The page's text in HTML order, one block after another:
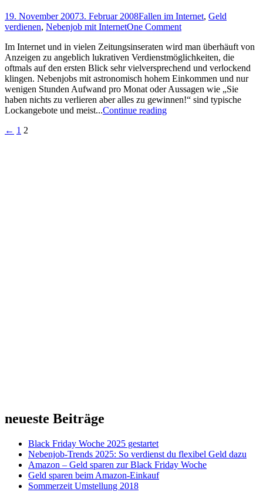
19. November 20073. Februar 2008Fallen im Internet, Geld
verdienen, Nebenjob mit InternetOne Comment
Im Internet und in vielen Zeitungsinseraten wird man überhäuft von
Anzeigen zu angeblich lukrativen Verdienstmöglichkeiten, die
oftmals auf den ersten Blick sehr vielversprechend und verlockend
klingen. Nebenjobs mit astronomisch hohem Einkommen und nur
wenigen Stunden Aufwand pro Monat oder Aussagen wie „Sie
haben nichts zu verlieren aber alles zu gewinnen!“ sind typische
Lockangebote und meist...Continue reading
Seitennummerierung
← 1 2
neueste Beiträge
Black Friday Woche 2025 gestartet
Nebenjob-Trends 2025: So verdienst du flexibel Geld dazu
Amazon – Geld sparen zur Black Friday Woche
Geld sparen beim Amazon-Einkauf
Sommerzeit Umstellung 2018